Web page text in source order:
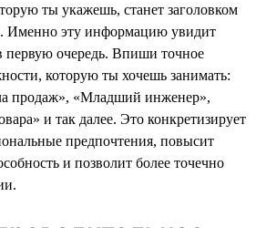
ты укажешь, станет заголовком
Именно эту информацию увидит
первую очередь. Впиши точное
которую ты хочешь занимать:
продаж», «Младший инженер»,
и так далее. Это конкретизирует
предпочтения, повысит
и позволит более точечно